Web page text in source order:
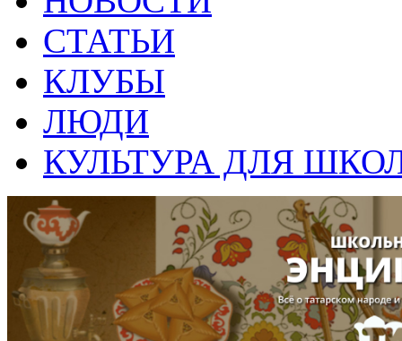
СТАТЬИ
КЛУБЫ
ЛЮДИ
КУЛЬТУРА ДЛЯ